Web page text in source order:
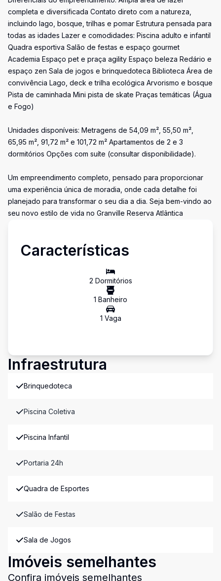
completa e diversificada Contato direto com a natureza,
incluindo lago, bosque, trilhas e pomar Estrutura pensada para
todas as idades Lazer e comodidades: Piscina adulto e infantil
Quadra esportiva Salão de festas e espaço gourmet
Academia Espaço pet e praça agility Espaço beleza Redário e
espaço zen Sala de jogos e brinquedoteca Biblioteca Área de
convivência Lago, deck e trilha ecológica Arvorismo e bosque
Pista de caminhada Mini pista de skate Praças temáticas (Água
e Fogo)
Unidades disponíveis: Metragens de 54,09 m², 55,50 m²,
65,95 m², 91,72 m² e 101,72 m² Apartamentos de 2 e 3
dormitórios Opções com suíte (consultar disponibilidade).
Um empreendimento completo, pensado para proporcionar
uma experiência única de moradia, onde cada detalhe foi
planejado para transformar o seu dia a dia. Seja bem-vindo ao
seu novo estilo de vida no Granville Reserva Atlântica
Características
2 Dormitórios
1 Banheiro
1 Vaga
Infraestrutura
Brinquedoteca
Piscina Coletiva
Piscina Infantil
Portaria 24h
Quadra de Esportes
Salão de Festas
Sala de Jogos
Imóveis semelhantes
Confira imóveis semelhantes